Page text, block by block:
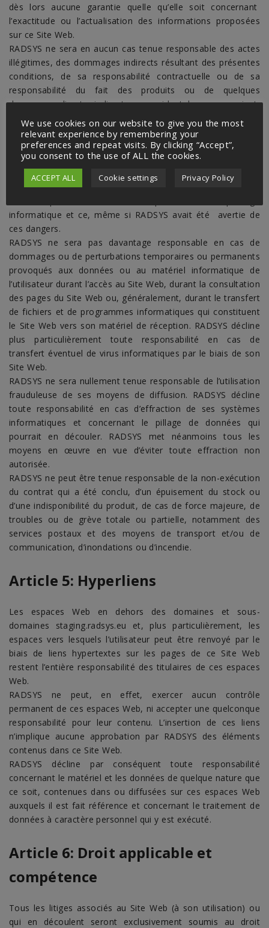
dès lors aucune garantie quelle qu’elle soit concernant
l’exactitude ou l’actualisation des informations proposées
sur ce Site Web.
RADSYS ne sera en aucun cas tenue responsable des actes
illégitimes, des dommages indirects résultant des présentes
conditions, de sa responsabilité contractuelle ou de sa
responsabilité du fait des produits ou de quelques
dommages directs, indirects ou accidentels que ce soient,
tels que des pertes d’exploitation, des pertes de bénéfices,
des pertes d’opportunités, des pertes (d’exploitation), des
stagnations de l’exploitation ou des coûts (de personnel),
même si ceux-ci devaient résulter d’une faute grave ou d’une
faute répétitive causée par le Site Web (y compris le
fonctionnement technique ou l’indisponibilité), de virus
informatique et ce, même si RADSYS avait été avertie de
ces dangers.
RADSYS ne sera pas davantage responsable en cas de
dommages ou de perturbations temporaires ou permanents
provoqués aux données ou au matériel informatique de
l’utilisateur durant l’accès au Site Web, durant la consultation
des pages du Site Web ou, généralement, durant le transfert
de fichiers et de programmes informatiques qui constituent
le Site Web vers son matériel de réception. RADSYS décline
plus particulièrement toute responsabilité en cas de
transfert éventuel de virus informatiques par le biais de son
Site Web.
RADSYS ne sera nullement tenue responsable de l’utilisation
frauduleuse de ses moyens de diffusion. RADSYS décline
toute responsabilité en cas d’effraction de ses systèmes
informatiques et concernant le pillage de données qui
pourrait en découler. RADSYS met néanmoins tous les
moyens en œuvre en vue d’éviter toute effraction non
autorisée.
RADSYS ne peut être tenue responsable de la non-exécution
du contrat qui a été conclu, d’un épuisement du stock ou
d’une indisponibilité du produit, de cas de force majeure, de
troubles ou de grève totale ou partielle, notamment des
services postaux et des moyens de transport et/ou de
communication, d’inondations ou d’incendie.
Article 5: Hyperliens
Les espaces Web en dehors des domaines et sous-
domaines staging.radsys.eu et, plus particulièrement, les
espaces vers lesquels l’utilisateur peut être renvoyé par le
biais de liens hypertextes sur les pages de ce Site Web
restent l’entière responsabilité des titulaires de ces espaces
Web.
RADSYS ne peut, en effet, exercer aucun contrôle
permanent de ces espaces Web, ni accepter une quelconque
responsabilité pour leur contenu. L’insertion de ces liens
n’implique aucune approbation par RADSYS des éléments
contenus dans ce Site Web.
RADSYS décline par conséquent toute responsabilité
concernant le matériel et les données de quelque nature que
ce soit, contenues dans ou diffusées sur ces espaces Web
auxquels il est fait référence et concernant le traitement de
données à caractère personnel qui y est exécuté.
Article 6: Droit applicable et
compétence
Tous les litiges associés au Site Web (à son utilisation) ou
qui en découlent seront exclusivement soumis au droit
We use cookies on our website to give you the most
relevant experience by remembering your
preferences and repeat visits. By clicking “Accept”,
you consent to the use of ALL the cookies.
ACCEPT ALL Cookie settings Privacy Policy